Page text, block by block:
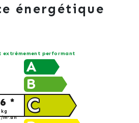
énergétique
extrêmement performant
A
B
C
*
kg
/m².an